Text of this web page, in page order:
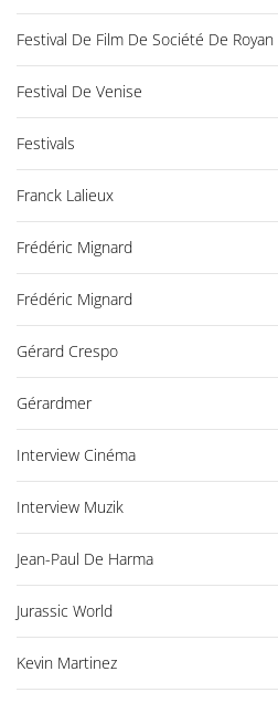
Festival De Film De Société De Royan
Festival De Venise
Festivals
Franck Lalieux
Frédéric Mignard
Frédéric Mignard
Gérard Crespo
Gérardmer
Interview Cinéma
Interview Muzik
Jean-Paul De Harma
Jurassic World
Kevin Martinez